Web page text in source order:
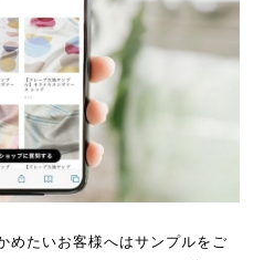
めたいお客様へはサンプルをご